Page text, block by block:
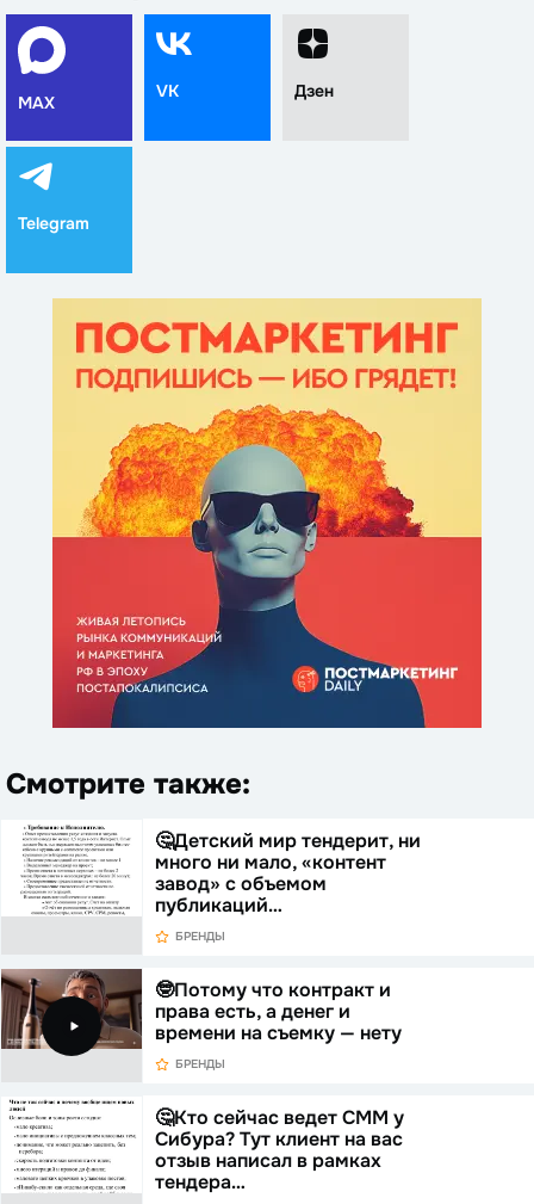
MAX
VK Дзен
Telegram
Смотрите также:
🤔Детский мир тендерит, ни
много ни мало, «контент
завод» с объемом
публикаций…
БРЕНДЫ
🤓Потому что контракт и
права есть, а денег и
времени на съемку — нету
БРЕНДЫ
🤔Кто сейчас ведет СММ у
Сибура? Тут клиент на вас
отзыв написал в рамках
тендера…